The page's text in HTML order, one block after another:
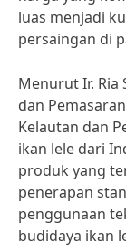
luas menjadi
persaingan di
Menurut Ir. Ria
dan
Kelautan dan
ikan lele dari
produk yang
penerapan
penggunaan
budidaya ikan